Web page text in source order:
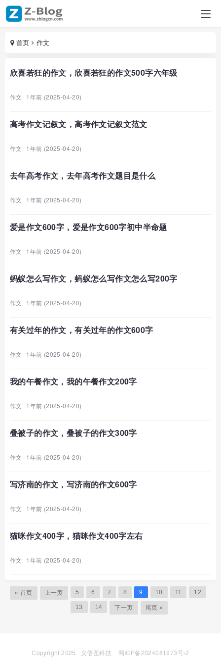
首页 作文
欣喜若狂的作文，欣喜若狂的作文500字六年级
作文 1年前 (2025-04-20)
高考作文记叙文，高考作文记叙文范文
作文 1年前 (2025-04-20)
去年高考作文，去年高考作文题目是什么
作文 1年前 (2025-04-20)
爱是作文600字，爱是作文600字初中半命题
作文 1年前 (2025-04-20)
蚂蚁怎么写作文，蚂蚁怎么写作文怎么写200字
作文 1年前 (2025-04-20)
有关过年的作文，有关过年的作文600字
作文 1年前 (2025-04-20)
我的午餐作文，我的午餐作文200字
作文 1年前 (2025-04-20)
叠被子的作文，叠被子的作文300字
作文 1年前 (2025-04-20)
写济南的作文，写济南的作文600字
作文 1年前 (2025-04-20)
猫咪作文400字，猫咪作文400字左右
作文 1年前 (2025-04-20)
« 首页 上一页 5 6 7 8 9 10 11 12
13 14 下一页 尾页 »
Copyright 2025. 义信圣科技 蜀ICP备2024081973号-2